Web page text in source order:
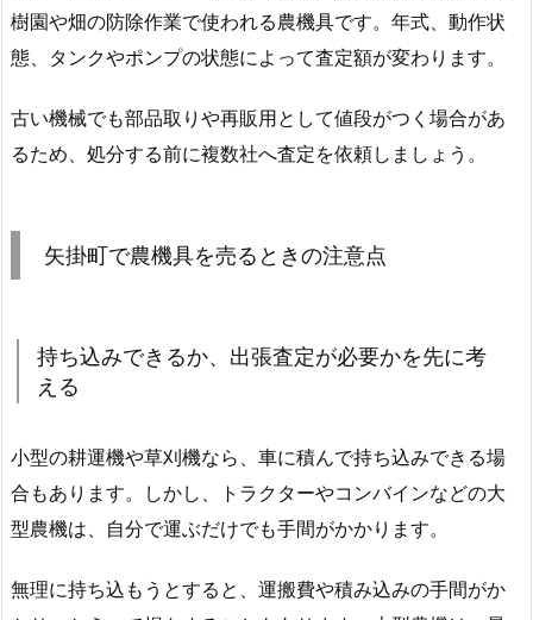
樹園や畑の防除作業で使われる農機具です。年式、動作状
態、タンクやポンプの状態によって査定額が変わります。
古い機械でも部品取りや再販用として値段がつく場合があ
るため、処分する前に複数社へ査定を依頼しましょう。
矢掛町で農機具を売るときの注意点
持ち込みできるか、出張査定が必要かを先に考
える
小型の耕運機や草刈機なら、車に積んで持ち込みできる場
合もあります。しかし、トラクターやコンバインなどの大
型農機は、自分で運ぶだけでも手間がかかります。
無理に持ち込もうとすると、運搬費や積み込みの手間がか